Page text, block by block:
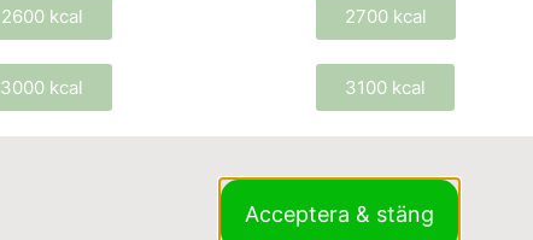
2600 kcal 2700 kcal
3000 kcal 3100 kcal
Acceptera & stäng